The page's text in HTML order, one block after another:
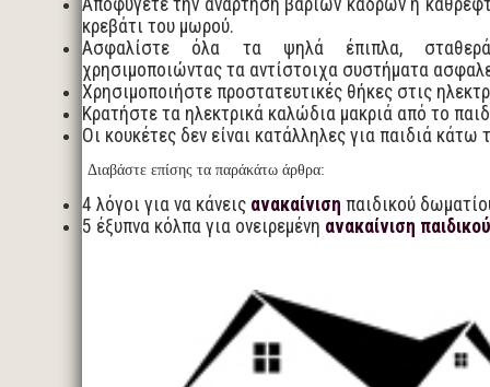
Αποφύγετε την ανάρτηση βαριών κάδρων ή
κρεβάτι του μωρού.
Ασφαλίστε όλα τα ψηλά έπιπλα,
χρησιμοποιώντας τα αντίστοιχα συστήματα
Χρησιμοποιήστε προστατευτικές θήκες στις
Κρατήστε τα ηλεκτρικά καλώδια μακριά από το
Οι κουκέτες δεν είναι κατάλληλες για παιδιά
Διαβάστε επίσης τα παράκάτω άρθρα:
4 λόγοι για να κάνεις ανακαίνιση παιδικού
5 έξυπνα κόλπα για ονειρεμένη ανακαίνιση